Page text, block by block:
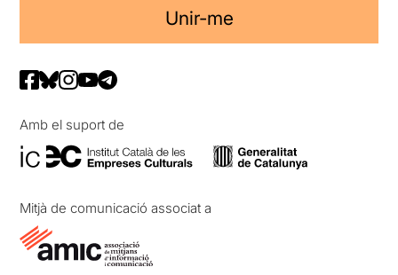
Unir-me
Amb el suport de
Mitjà de comunicació associat a